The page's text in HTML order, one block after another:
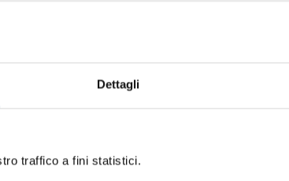
Dettagli
traffico a fini statistici.
con l'identità digitale
all'Estero